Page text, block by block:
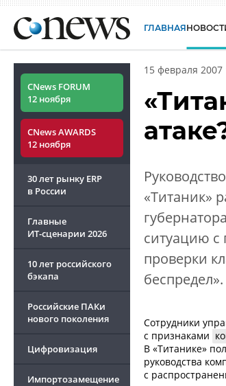
ГЛАВНАЯ
CNews FORUM
12 ноября
CNews AWARDS
12 ноября
30 лет рынку ERP
в России
Главные
ИТ-сценарии 2026
10 лет российского
бэкапа
Российские ПАКи
нового поколения
Цифровизация
Импортозамещение
15 февраля 2007
«Титаник»
ситуацию
проверки
беспредел».
Сотрудники
с признаками
В «Титанике»
руководства
с